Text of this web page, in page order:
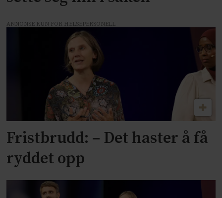
ANNONSE KUN FOR HELSEPERSONELL
Fristbrudd: – Det haster å få
ryddet opp